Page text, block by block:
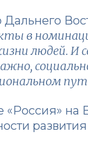
в
людей. И
«Россия» на
развития